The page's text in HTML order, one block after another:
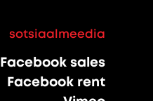
sotsiaalmeedia
Facebook sales
Facebook rent